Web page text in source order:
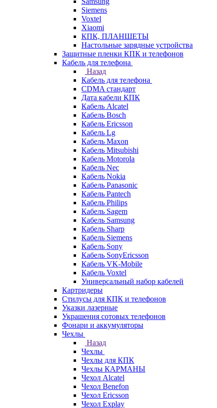
Siemens
Voxtel
Xiaomi
КПК, ПЛАНШЕТЫ
Настольные зарядные устройства
Защитные пленки КПК и телефонов
Кабель для телефона
Назад
Кабель для телефона
CDMA стандарт
Дата кабели КПК
Кабель Alcatel
Кабель Bosch
Кабель Ericsson
Кабель Lg
Кабель Maxon
Кабель Mitsubishi
Кабель Motorola
Кабель Nec
Кабель Nokia
Кабель Panasonic
Кабель Pantech
Кабель Philips
Кабель Sagem
Кабель Samsung
Кабель Sharp
Кабель Siemens
Кабель Sony
Кабель SonyEricsson
Кабель VK-Mobile
Кабель Voxtel
Универсальный набор кабелей
Картридеры
Стилусы для КПК и телефонов
Указки лазерные
Украшения сотовых телефонов
Фонари и аккумуляторы
Чехлы
Назад
Чехлы
Чехлы для КПК
Чехлы КАРМАНЫ
Чехол Alcatel
Чехол Benefon
Чехол Ericsson
Чехол Explay